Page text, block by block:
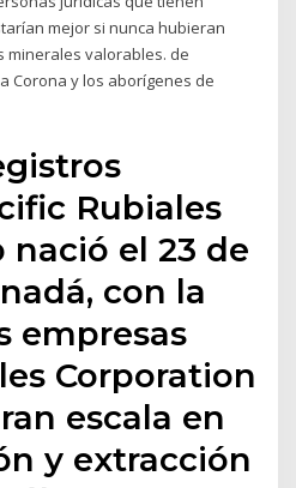
mejor si nunca hubieran
minerales valorables. de
Corona y los aborígenes de
Rubiales
nació el 23 de
con la
empresas
Corporation
escala en
y extracción